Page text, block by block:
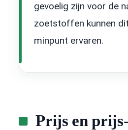
gevoelig zijn voor de
zoetstoffen kunnen
minpunt ervaren.
Prijs en prijs-